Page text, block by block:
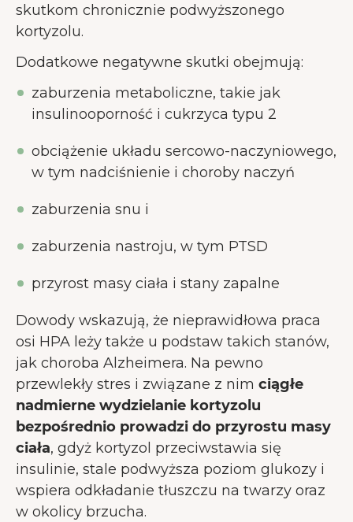
skutkom chronicznie podwyższonego
kortyzolu.
Dodatkowe negatywne skutki obejmują:
zaburzenia metaboliczne, takie jak
insulinooporność i cukrzyca typu 2
obciążenie układu sercowo-naczyniowego,
w tym nadciśnienie i choroby naczyń
zaburzenia snu i
zaburzenia nastroju, w tym PTSD
przyrost masy ciała i stany zapalne
Dowody wskazują, że nieprawidłowa praca
osi HPA leży także u podstaw takich stanów,
jak choroba Alzheimera. Na pewno
przewlekły stres i związane z nim ciągłe
nadmierne wydzielanie kortyzolu
bezpośrednio prowadzi do przyrostu masy
ciała, gdyż kortyzol przeciwstawia się
insulinie, stale podwyższa poziom glukozy i
wspiera odkładanie tłuszczu na twarzy oraz
w okolicy brzucha.